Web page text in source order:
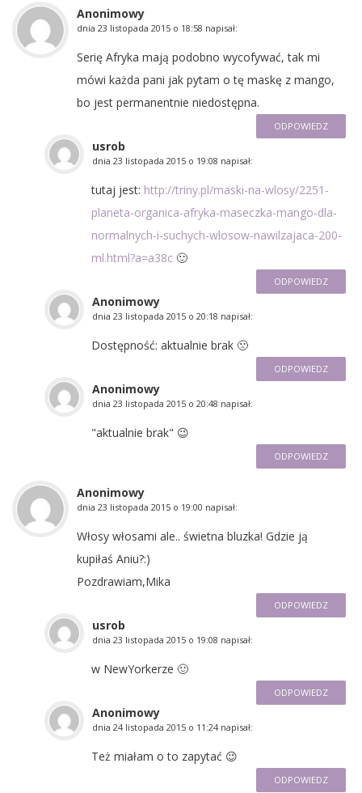
Anonimowy
dnia 23 listopada 2015 o 18:58 napisał:
Serię Afryka mają podobno wycofywać, tak mi
mówi każda pani jak pytam o tę maskę z mango,
bo jest permanentnie niedostępna.
ODPOWIEDZ
usrob
dnia 23 listopada 2015 o 19:08 napisał:
tutaj jest: http://triny.pl/maski-na-wlosy/2251-
planeta-organica-afryka-maseczka-mango-dla-
normalnych-i-suchych-wlosow-nawilzajaca-200-
ml.html?a=a38c 🙂
ODPOWIEDZ
Anonimowy
dnia 23 listopada 2015 o 20:18 napisał:
Dostępność: aktualnie brak 🙁
ODPOWIEDZ
Anonimowy
dnia 23 listopada 2015 o 20:48 napisał:
"aktualnie brak" 😉
ODPOWIEDZ
Anonimowy
dnia 23 listopada 2015 o 19:00 napisał:
Włosy włosami ale.. świetna bluzka! Gdzie ją
kupiłaś Aniu?:)
Pozdrawiam,Mika
ODPOWIEDZ
usrob
dnia 23 listopada 2015 o 19:08 napisał:
w NewYorkerze 🙂
ODPOWIEDZ
Anonimowy
dnia 24 listopada 2015 o 11:24 napisał:
Też miałam o to zapytać 😉
ODPOWIEDZ